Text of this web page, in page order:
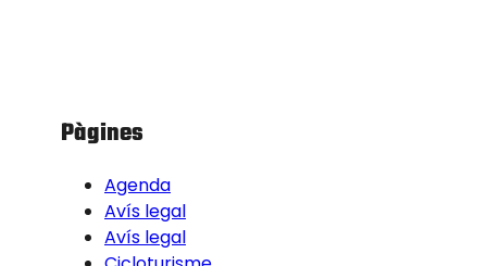
Pàgines
Agenda
Avís legal
Avís legal